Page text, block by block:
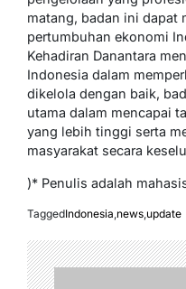
matang, badan ini dapat
pertumbuhan ekonomi
Kehadiran Danantara
Indonesia dalam
dikelola dengan baik,
utama dalam mencapai
yang lebih tinggi serta
masyarakat secara
)* Penulis adalah
TaggedIndonesia,news,update